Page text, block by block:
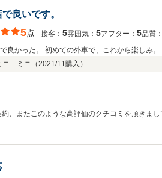
良いです。
5点 接客： 5雰囲気： 5アフター： 5品質：
良かった。 初めての外車で、これから楽しみ。
ニ ミニ（2021/11購入）
、またこのような高評価のクチコミを頂きま